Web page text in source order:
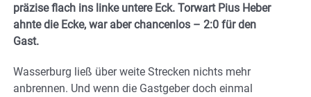
präzise flach ins linke untere Eck. Torwart Pius Heber
ahnte die Ecke, war aber chancenlos – 2:0 für den
Gast.
Wasserburg ließ über weite Strecken nichts mehr
anbrennen. Und wenn die Gastgeber doch einmal